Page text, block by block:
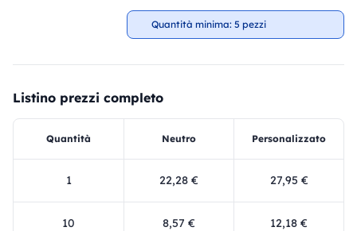
Quantità minima: 5 pezzi
Listino prezzi completo
Quantità Neutro Personalizzato
1 22,28 € 27,95 €
10 8,57 € 12,18 €